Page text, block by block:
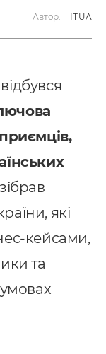
Автор: ITUA
які
кейсами,
та